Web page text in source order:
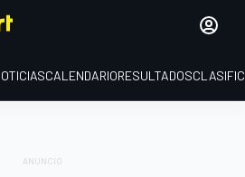
CALENDARIORESULTADOS